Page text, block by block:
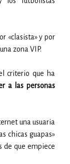
«clasista» y por
zona VIP.
criterio que ha
a las personas
una usuaria
chicas guapas»
de que empiece